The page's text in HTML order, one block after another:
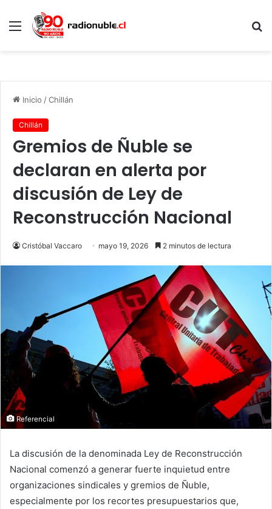
Menú
Inicio /Chillán
Chillán
Gremios de Ñuble se
declaran en alerta por
discusión de Ley de
Reconstrucción Nacional
Cristóbal Vaccaro mayo 19, 2026 2 minutos de lectura
Referencial
La discusión de la denominada Ley de Reconstrucción
Nacional comenzó a generar fuerte inquietud entre
organizaciones sindicales y gremios de Ñuble,
especialmente por los recortes presupuestarios que,